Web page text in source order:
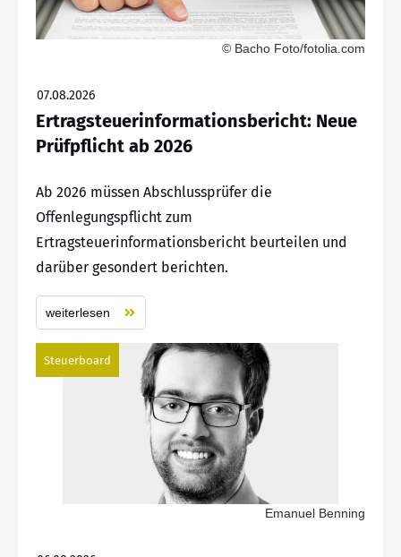
© Bacho Foto/fotolia.com
07.08.2026
Ertragsteuerinformationsbericht: Neue
Prüfpflicht ab 2026
Ab 2026 müssen Abschlussprüfer die
Offenlegungspflicht zum
Ertragsteuerinformationsbericht beurteilen und
darüber gesondert berichten.
weiterlesen
Steuerboard
Emanuel Benning